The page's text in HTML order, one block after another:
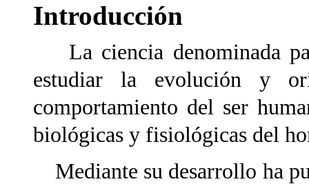
Introducción
La ciencia denominada
estudiar la evolución y
comportamiento del ser
biológicas y fisiológicas del
Mediante su desarrollo ha